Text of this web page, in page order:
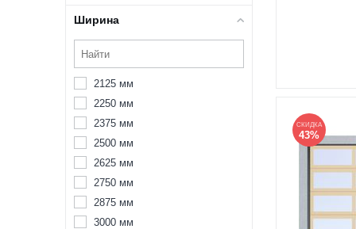
СКИДКА
43%
Ширина
2125 мм
2250 мм
2375 мм
2500 мм
2625 мм
2750 мм
2875 мм
3000 мм